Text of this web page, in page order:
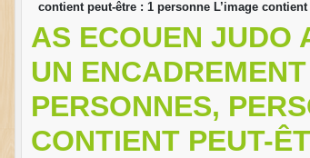
contient peut-être : 1 personne L’image contient
AS ECOUEN JUDO
UN
PERSONNES,
CONTIENT PEUT-